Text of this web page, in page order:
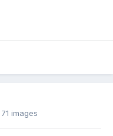
71 images